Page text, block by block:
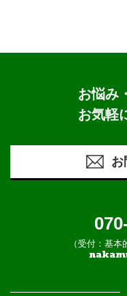
お悩み
お気軽
お
（受付：基